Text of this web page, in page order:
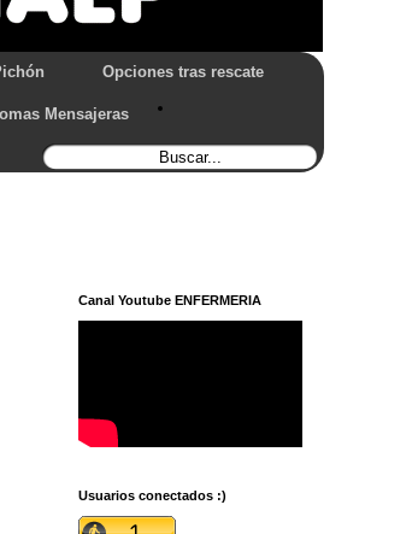
Opciones tras rescate
Mensajeras
Canal Youtube ENFERMERIA
Usuarios conectados :)